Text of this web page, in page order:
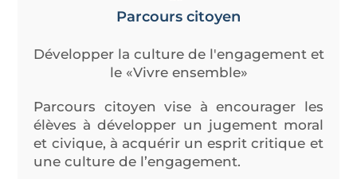
Parcours citoyen
Développer la culture de l'engagement et
le «Vivre ensemble»
Parcours citoyen vise à encourager les
élèves à développer un jugement moral
et civique, à acquérir un esprit critique et
une culture de l’engagement.